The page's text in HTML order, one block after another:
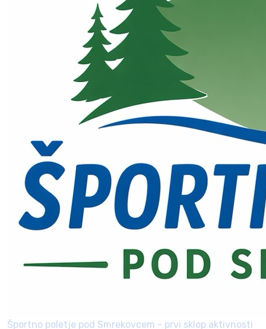
Športno poletje pod Smrekovcem - prvi sklop aktivnosti